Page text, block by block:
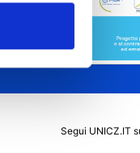
Segui UNICZ.IT